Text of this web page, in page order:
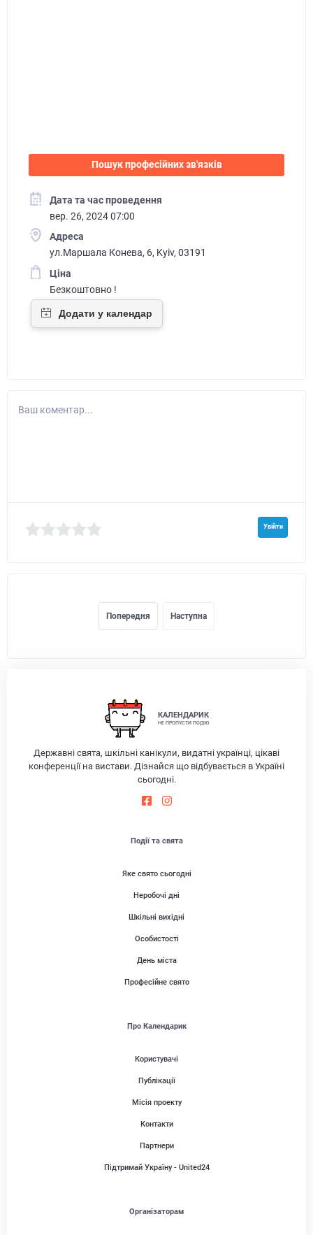
Пошук професійних зв'язків
Дата та час проведення
вер. 26, 2024 07:00
Адреса
ул.Маршала Конева, 6, Kyiv, 03191
Ціна
Безкоштовно !
Ваш коментар...
Увійти
Попередня Наступна
КАЛЕНДАРИК
НЕ ПРОПУСТИ ПОДІЮ
Державні свята, шкільні канікули, видатні українці, цікаві
конференції на вистави. Дізнайся що відбувається в Україні
сьогодні.
Події та свята
Яке свято сьогодні
Неробочі дні
Шкільні вихідні
Особистості
День міста
Професійне свято
Про Календарик
Користувачі
Публікації
Місія проекту
Контакти
Партнери
Підтримай Україну - United24
Організаторам